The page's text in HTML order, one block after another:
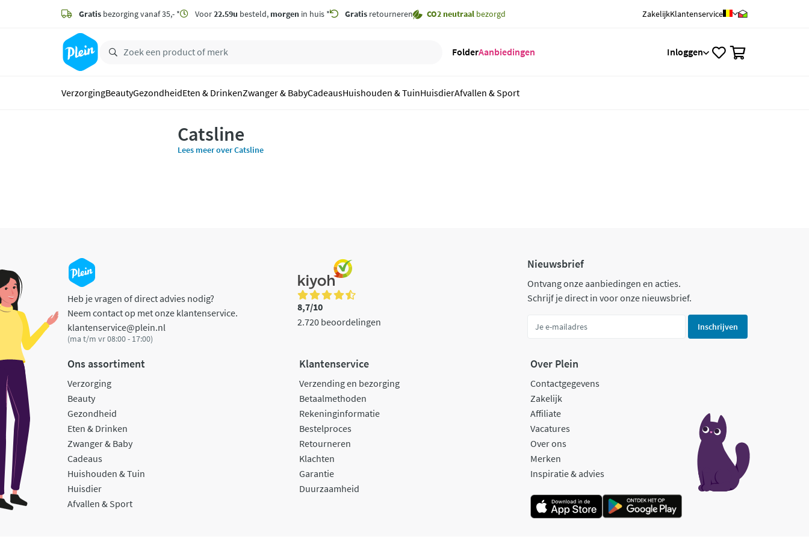
zoeken
hoofdinhoud
Gratis bezorging vanaf 35,- * Voor22.59u besteld, morgen in huis * Gratis retourneren CO2 neutraal bezorgd ZakelijkKlantenservice
FolderAanbiedingen Inloggen
VerzorgingBeautyGezondheidEten & DrinkenZwanger & BabyCadeausHuishouden & TuinHuisdierAfvallen & Sport
Catsline
Lees meer over Catsline
Heb je vragen of direct advies nodig?
Neem contact op met onze klantenservice.
klantenservice@plein.nl
(ma t/m vr 08:00 - 17:00)
8,7/10
2.720 beoordelingen
Nieuwsbrief
Ontvang onze aanbiedingen en acties.
Schrijf je direct in voor onze nieuwsbrief.
Inschrijven
Ons assortiment
Verzorging
Beauty
Gezondheid
Eten & Drinken
Zwanger & Baby
Cadeaus
Huishouden & Tuin
Huisdier
Afvallen & Sport
Klantenservice
Verzending en bezorging
Betaalmethoden
Rekeninginformatie
Bestelproces
Retourneren
Klachten
Garantie
Duurzaamheid
Over Plein
Contactgegevens
Zakelijk
Affiliate
Vacatures
Over ons
Merken
Inspiratie & advies